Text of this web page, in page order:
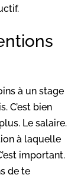
à un stage
C’est bien
Le salaire.
à laquelle
important.
de te